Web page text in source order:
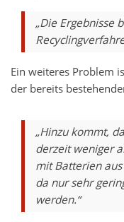
„Die Ergebnisse
Ein weiteres Problem
der bereits
„Hinzu kommt,
derzeit weniger
mit Batterien
da nur sehr
werden.“